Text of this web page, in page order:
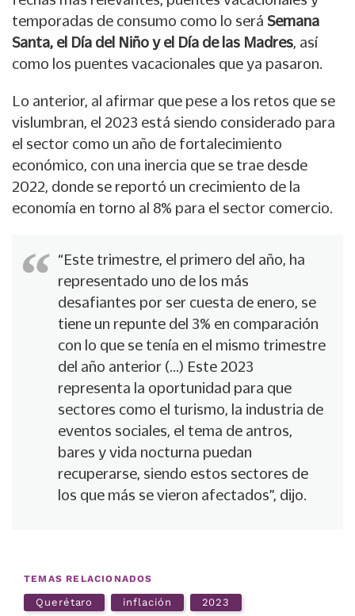
temporadas de consumo como lo será Semana
Santa, el Día del Niño y el Día de las Madres, así
como los puentes vacacionales que ya pasaron.
Lo anterior, al afirmar que pese a los retos que se
vislumbran, el 2023 está siendo considerado para
el sector como un año de fortalecimiento
económico, con una inercia que se trae desde
2022, donde se reportó un crecimiento de la
economía en torno al 8% para el sector comercio.
“Este trimestre, el primero del año, ha
representado uno de los más
desafiantes por ser cuesta de enero, se
tiene un repunte del 3% en comparación
con lo que se tenía en el mismo trimestre
del año anterior (…) Este 2023
representa la oportunidad para que
sectores como el turismo, la industria de
eventos sociales, el tema de antros,
bares y vida nocturna puedan
recuperarse, siendo estos sectores de
los que más se vieron afectados”, dijo.
TEMAS RELACIONADOS
Querétaro inflación 2023